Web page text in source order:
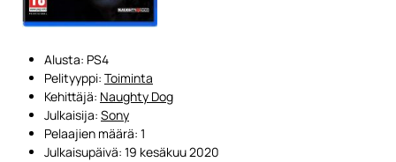
Alusta: PS4
Pelityyppi: Toiminta
Kehittäjä: Naughty Dog
Julkaisija: Sony
Pelaajien määrä: 1
Julkaisupäivä: 19 kesäkuu 2020